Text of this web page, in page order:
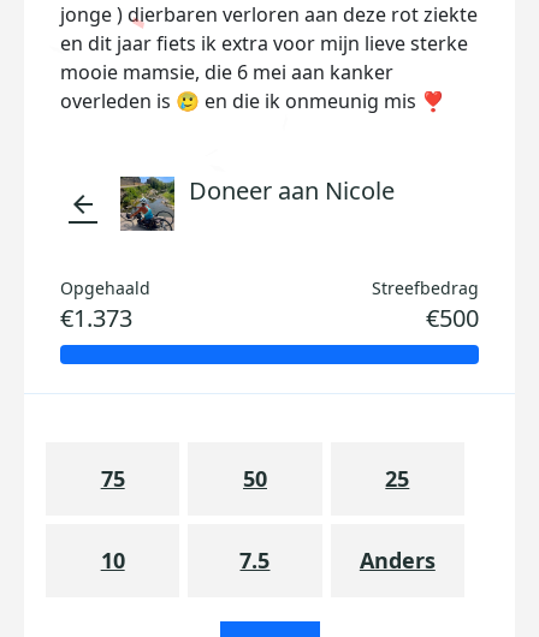
jonge ) dierbaren verloren aan deze rot ziekte
en dit jaar fiets ik extra voor mijn lieve sterke
mooie mamsie, die 6 mei aan kanker
overleden is 🥲 en die ik onmeunig mis ❣️
arrow_back Doneer aan Nicole
Opgehaald
€1.373
Streefbedrag
€500
75 50 25
10 7.5 Anders